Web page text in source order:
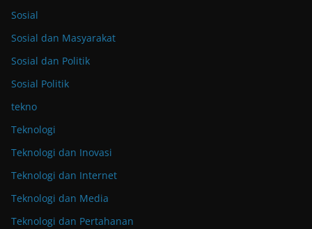
Sosial
Sosial dan Masyarakat
Sosial dan Politik
Sosial Politik
tekno
Teknologi
Teknologi dan Inovasi
Teknologi dan Internet
Teknologi dan Media
Teknologi dan Pertahanan